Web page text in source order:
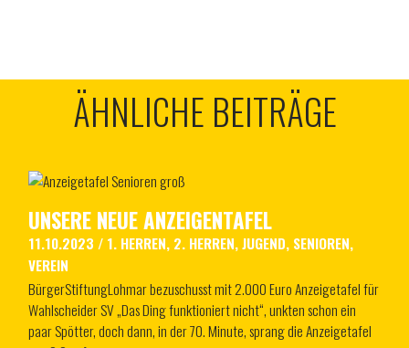
ÄHNLICHE BEITRÄGE
UNSERE NEUE ANZEIGENTAFEL
11.10.2023 / 1. HERREN, 2. HERREN,JUGEND, SENIOREN,
VEREIN
BürgerStiftungLohmar bezuschusst mit 2.000 Euro Anzeigetafel für
Wahlscheider SV „Das Ding funktioniert nicht“, unkten schon ein
paar Spötter, doch dann, in der 70. Minute, sprang die Anzeigetafel